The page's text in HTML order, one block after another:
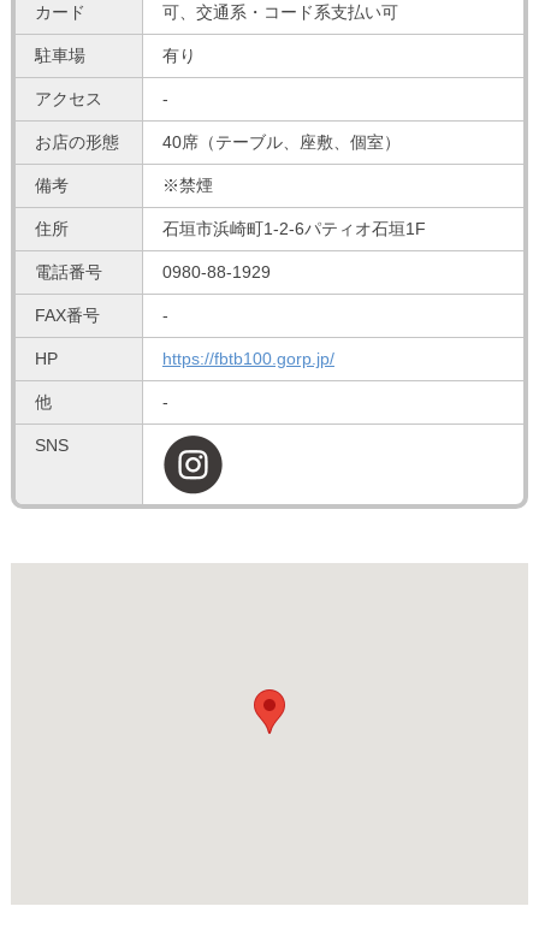
カード 可、交通系・コード系支払い可
駐車場 有り
アクセス -
お店の形態 40席（テーブル、座敷、個室）
備考 ※禁煙
住所 石垣市浜崎町1-2-6パティオ石垣1F
電話番号 0980-88-1929
FAX番号 -
HP https://fbtb100.gorp.jp/
他 -
SNS